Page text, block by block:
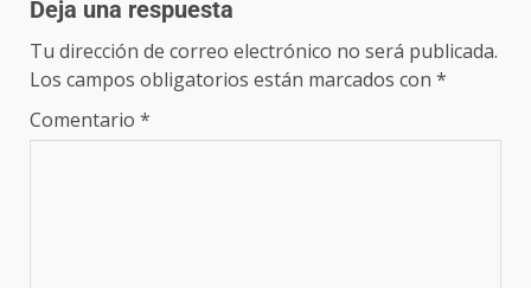
Deja una respuesta
Tu dirección de correo electrónico no será publicada.
Los campos obligatorios están marcados con *
Comentario *